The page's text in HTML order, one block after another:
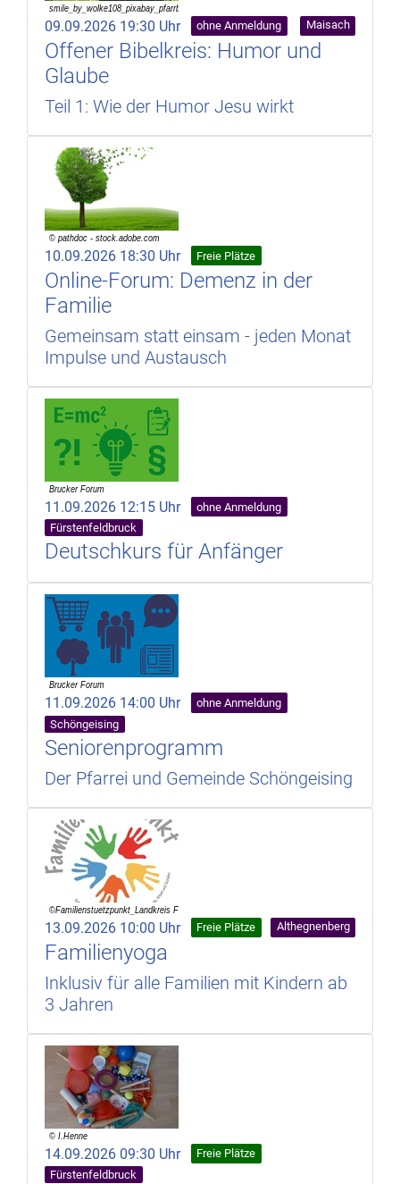
09.09.2026 19:30 Uhr ohne Anmeldung Maisach
Offener Bibelkreis: Humor und
Glaube
Teil 1: Wie der Humor Jesu wirkt
10.09.2026 18:30 Uhr Freie Plätze
Online-Forum: Demenz in der
Familie
Gemeinsam statt einsam - jeden Monat
Impulse und Austausch
11.09.2026 12:15 Uhr
ohne Anmeldung
Fürstenfeldbruck
Deutschkurs für Anfänger
11.09.2026 14:00 Uhr
ohne Anmeldung
Schöngeising
Seniorenprogramm
Der Pfarrei und Gemeinde Schöngeising
13.09.2026 10:00 Uhr Freie Plätze Althegnenberg
Familienyoga
Inklusiv für alle Familien mit Kindern ab
3 Jahren
14.09.2026 09:30 Uhr
Freie Plätze
Fürstenfeldbruck